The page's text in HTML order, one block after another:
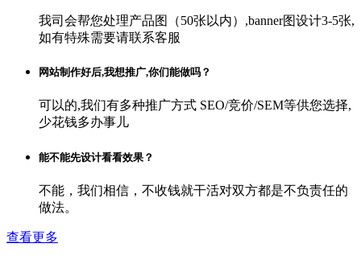
我司会帮您处理产品图（50张以内）,banner图设计3-5张,
如有特殊需要请联系客服
网站制作好后,我想推广,你们能做吗？
可以的,我们有多种推广方式 SEO/竞价/SEM等供您选择,
少花钱多办事儿
能不能先设计看看效果？
不能，我们相信，不收钱就干活对双方都是不负责任的
做法。
查看更多